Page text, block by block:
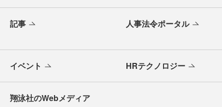
記事 人事法令ポータル
イベント HRテクノロジー
翔泳社のWebメディア